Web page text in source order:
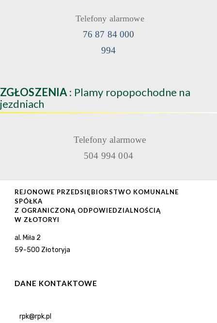
Telefony alarmowe
76 87 84 000
994
ZGŁOSZENIA : Plamy ropopochodne na
jezdniach
Telefony alarmowe
504 994 004
REJONOWE PRZEDSIĘBIORSTWO KOMUNALNE
SPÓŁKA
Z OGRANICZONĄ ODPOWIEDZIALNOŚCIĄ
W ZŁOTORYI
al. Miła 2
59-500 Złotoryja
DANE KONTAKTOWE
rpk@rpk.pl